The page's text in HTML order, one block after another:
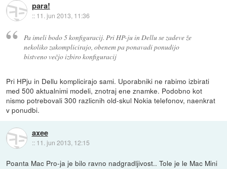
para!
:: 11. jun 2013, 11:36
Pa imeli bodo 5 konfiguracij. Pri HP-ju in Dellu se zadeve že
nekoliko zakomplicirajo, obenem pa ponavadi ponudijo
bistveno večjo izbiro konfiguracij
Pri HPju in Dellu komplicirajo sami. Uporabniki ne rabimo izbirati
med 500 aktualnimi modeli, znotraj ene znamke. Podobno kot
nismo potrebovali 300 razlicnih old-skul Nokia telefonov, naenkrat
v ponudbi.
axee
:: 11. jun 2013, 12:15
Poanta Mac Pro-ja je bilo ravno nadgradljivost.. Tole je le Mac Mini